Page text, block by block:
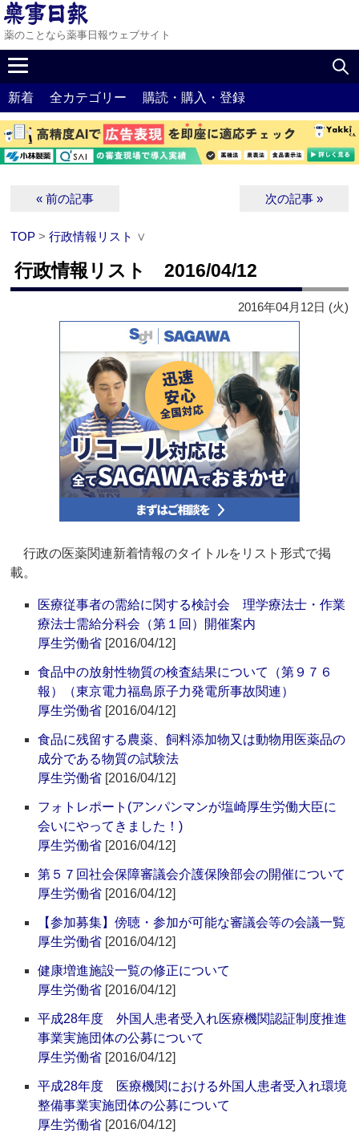
薬のことなら薬事日報ウェブサイト
新着 全カテゴリー 購読・購入・登録
« 前の記事 次の記事 »
TOP >行政情報リスト ∨
行政情報リスト 2016/04/12
2016年04月12日 (火)
行政の医薬関連新着情報のタイトルをリスト形式で掲
載。
医療従事者の需給に関する検討会 理学療法士・作業
療法士需給分科会（第１回）開催案内
厚生労働省 [2016/04/12]
食品中の放射性物質の検査結果について（第９７６
報）（東京電力福島原子力発電所事故関連）
厚生労働省 [2016/04/12]
食品に残留する農薬、飼料添加物又は動物用医薬品の
成分である物質の試験法
厚生労働省 [2016/04/12]
フォトレポート(アンパンマンが塩崎厚生労働大臣に
会いにやってきました！)
厚生労働省 [2016/04/12]
第５７回社会保障審議会介護保険部会の開催について
厚生労働省 [2016/04/12]
【参加募集】傍聴・参加が可能な審議会等の会議一覧
厚生労働省 [2016/04/12]
健康増進施設一覧の修正について
厚生労働省 [2016/04/12]
平成28年度 外国人患者受入れ医療機関認証制度推進
事業実施団体の公募について
厚生労働省 [2016/04/12]
平成28年度 医療機関における外国人患者受入れ環境
整備事業実施団体の公募について
厚生労働省 [2016/04/12]